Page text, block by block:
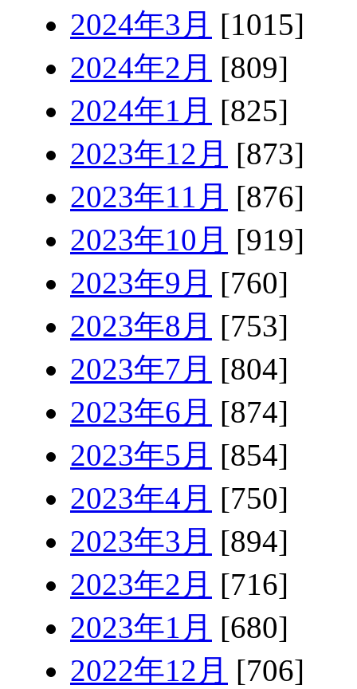
2024年3月 [1015]
2024年2月 [809]
2024年1月 [825]
2023年12月 [873]
2023年11月 [876]
2023年10月 [919]
2023年9月 [760]
2023年8月 [753]
2023年7月 [804]
2023年6月 [874]
2023年5月 [854]
2023年4月 [750]
2023年3月 [894]
2023年2月 [716]
2023年1月 [680]
2022年12月 [706]